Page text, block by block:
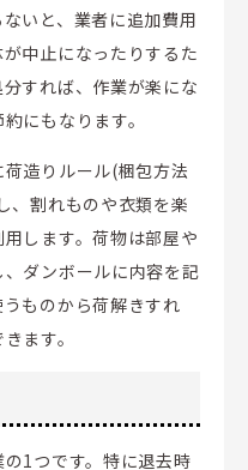
いと、業者に追加費用
中止になったりするた
すれば、作業が楽にな
にもなります。
造りルール(梱包方法
、割れものや衣類を楽
します。荷物は部屋や
ダンボールに内容を記
ものから荷解きすれ
ます。
1つです。特に退去時